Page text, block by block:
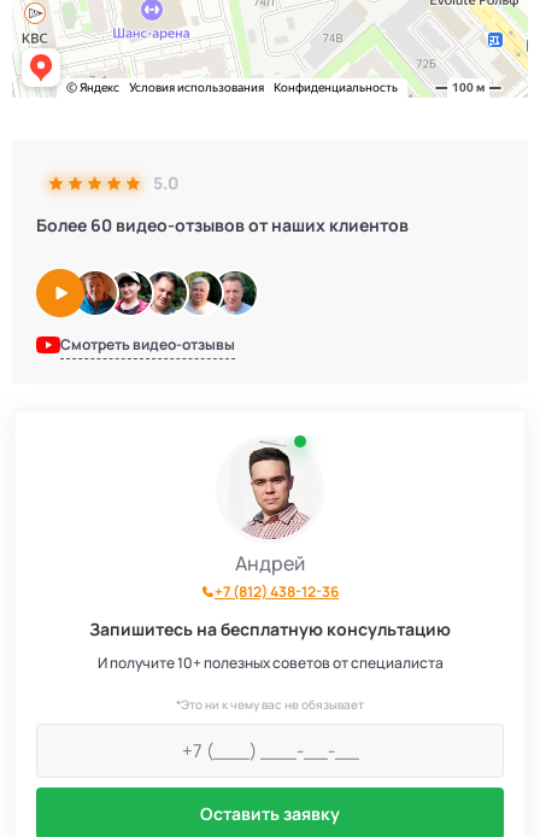
5.0
Более 60 видео-отзывов от наших клиентов
Смотреть видео-отзывы
Андрей
+7 (812) 438-12-36
Запишитесь на бесплатную консультацию
И получите 10+ полезных советов от специалиста
*Это ни к чему вас не обязывает
Оставить заявку